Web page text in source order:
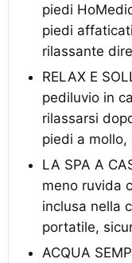
piedi
piedi
rilassante
RELAX E
pediluvio in
rilassarsi
piedi a
LA SPA A
meno ruvida
inclusa nella
portatile,
ACQUA